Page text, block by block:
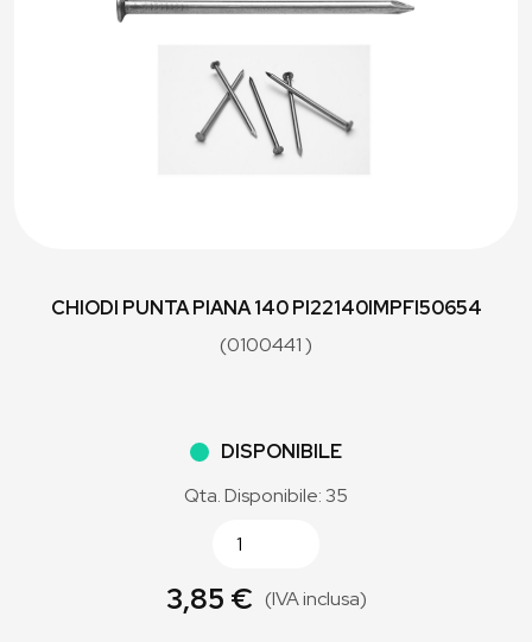
CHIODI PUNTA PIANA 140 PI22140IMPFI50654
(0100441 )
DISPONIBILE
Qta. Disponibile: 35
3,85 € (IVA inclusa)